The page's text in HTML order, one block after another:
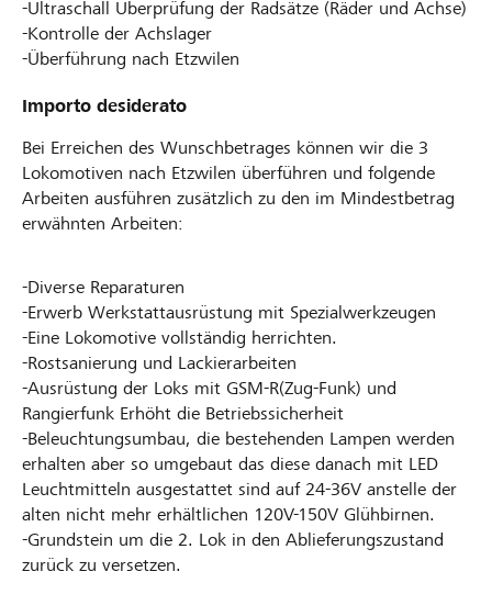
-Ultraschall Überprüfung der Radsätze (Räder und Achse)
-Kontrolle der Achslager
-Überführung nach Etzwilen
Importo desiderato
Bei Erreichen des Wunschbetrages können wir die 3
Lokomotiven nach Etzwilen überführen und folgende
Arbeiten ausführen zusätzlich zu den im Mindestbetrag
erwähnten Arbeiten:
-Diverse Reparaturen
-Erwerb Werkstattausrüstung mit Spezialwerkzeugen
-Eine Lokomotive vollständig herrichten.
-Rostsanierung und Lackierarbeiten
-Ausrüstung der Loks mit GSM-R(Zug-Funk) und
Rangierfunk Erhöht die Betriebssicherheit
-Beleuchtungsumbau, die bestehenden Lampen werden
erhalten aber so umgebaut das diese danach mit LED
Leuchtmitteln ausgestattet sind auf 24-36V anstelle der
alten nicht mehr erhältlichen 120V-150V Glühbirnen.
-Grundstein um die 2. Lok in den Ablieferungszustand
zurück zu versetzen.